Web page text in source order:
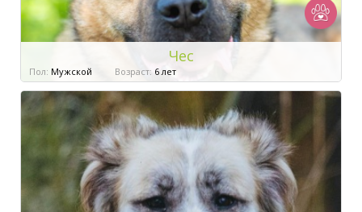
Чес
Пол: Мужской Возраст: 6 лет